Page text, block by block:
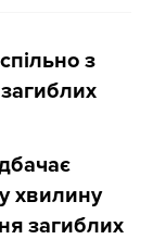
з
хвилину
загиблих